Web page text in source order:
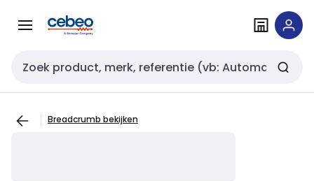
naar
naar
Zoekveld invoer
Breadcrumb bekijken